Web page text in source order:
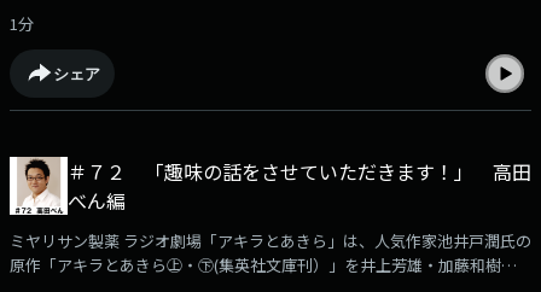
豪華出演者の「収録後の声」を収録！アフタートークとして番組の裏話や
役作りに付いてなど様々なエピソードをお届けします。本編はKBCラジオ
で毎週月曜日ごご6時30分から放送！（日曜あさ７時３０分から再放送）
今回の登場は、東海郵船草野経理課長役の井上剛さんです。
1分
シェア
＃７２ 「趣味の話をさせていただきます！」 高田
べん編
ミヤリサン製薬 ラジオ劇場「アキラとあきら」は、人気作家池井戸潤氏の
原作「アキラとあきら㊤・㊦(集英社文庫刊）」を井上芳雄・加藤和樹のW